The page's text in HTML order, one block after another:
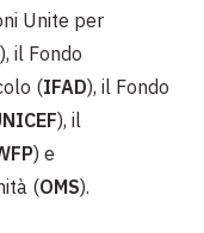
Unite per
), il Fondo
(IFAD), il Fondo
), il
) e
(OMS).